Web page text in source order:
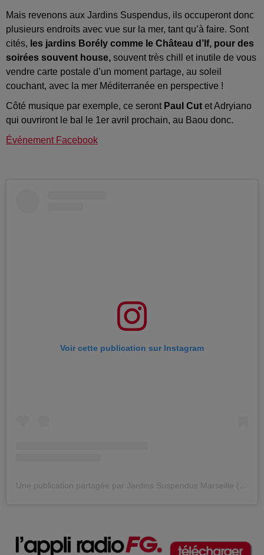
Mais revenons aux Jardins Suspendus, ils occuperont donc
plusieurs endroits avec vue sur la mer, tant qu’à faire. Sont
cités, les jardins Borély comme le Château d’If, pour des
soirées souvent house, souvent très chill et inutile de vous
vendre carte postale d’un moment partage, au soleil
couchant, avec la mer Méditerranée en perspective !
Côté musique par exemple, ce seront Paul Cut et Adryiano
qui ouvriront le bal le 1er avril prochain, au Baou donc.
Événement Facebook
Voir cette publication sur Instagram